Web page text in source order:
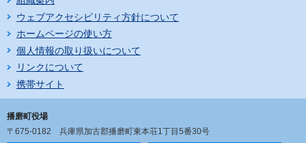
ウェブアクセシビリティ方針について
ホームページの使い方
個人情報の取り扱いについて
リンクについて
携帯サイト
播磨町役場
〒675-0182 兵庫県加古郡播磨町東本荘1丁目5番30号